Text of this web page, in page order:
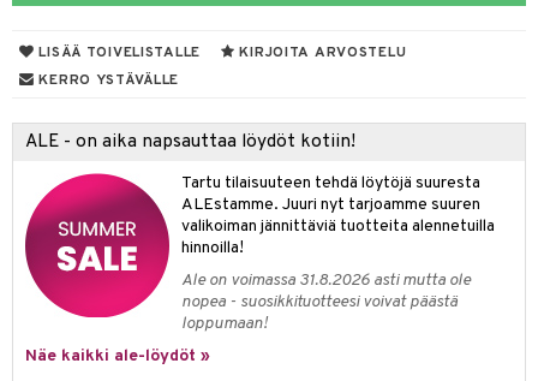
LISÄÄ TOIVELISTALLE
KIRJOITA ARVOSTELU
KERRO YSTÄVÄLLE
ALE - on aika napsauttaa löydöt kotiin!
Tartu tilaisuuteen tehdä löytöjä suuresta
ALEstamme. Juuri nyt tarjoamme suuren
valikoiman jännittäviä tuotteita alennetuilla
hinnoilla!
Ale on voimassa 31.8.2026 asti mutta ole
nopea - suosikkituotteesi voivat päästä
loppumaan!
Näe kaikki ale-löydöt »
& Highlighter
Päivävoide
hoito
/ Kajaali
de toilette
&
tuotteet
hoito
poisto
hoito
tuotteet
shave balm
shave lotion
de cologne
de toilette
tuotteet